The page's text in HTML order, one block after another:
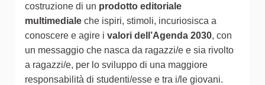
costruzione di un prodotto editoriale
multimediale che ispiri, stimoli, incuriosisca a
conoscere e agire i valori dell’Agenda 2030, con
un messaggio che nasca da ragazzi/e e sia rivolto
a ragazzi/e, per lo sviluppo di una maggiore
responsabilità di studenti/esse e tra i/le giovani.